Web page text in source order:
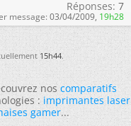
Réponses: 7
message: 03/04/2009, 19h28
15h44.
noscomparatifs
:imprimantes laser
gamer...